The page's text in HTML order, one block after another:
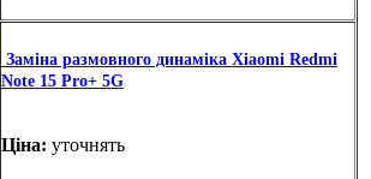
Заміна размовного динаміка Xiaomi Redmi
Note 15 Pro+ 5G
Ціна: уточнять